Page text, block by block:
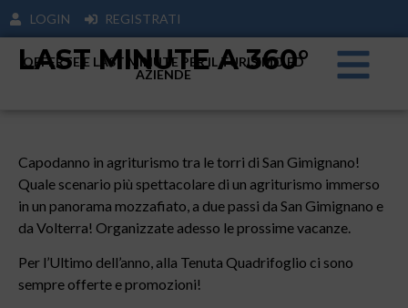
LOGIN REGISTRATI
LAST MINUTE A 360°
OFFERTE E LAST MINUTE PER IL TURISIMO ED
AZIENDE
Capodanno in agriturismo tra le torri di San Gimignano!
Quale scenario più spettacolare di un agriturismo immerso
in un panorama mozzafiato, a due passi da San Gimignano e
da Volterra! Organizzate adesso le prossime vacanze.
Per l’Ultimo dell’anno, alla Tenuta Quadrifoglio ci sono
sempre offerte e promozioni!